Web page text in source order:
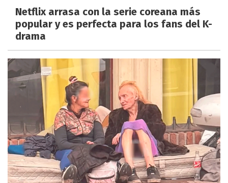
Netflix arrasa con la serie coreana más
popular y es perfecta para los fans del K-
drama